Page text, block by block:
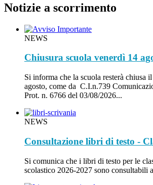
Notizie a scorrimento
NEWS
Chiusura scuola venerdì 14
Si informa che la scuola resterà chiusa
agosto, come da C.I.n.739
Prot. n. 6766 del 03/08/2026...
NEWS
Consultazione libri di testo -
Si comunica che i libri di testo per le
scolastico 2026-2027 sono consultabili